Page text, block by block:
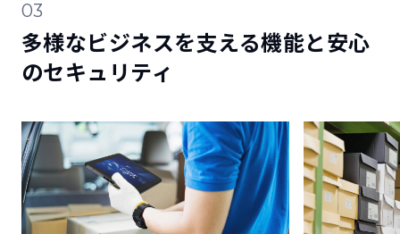
03
多様なビジネスを支える機能と安心
のセキュリティ